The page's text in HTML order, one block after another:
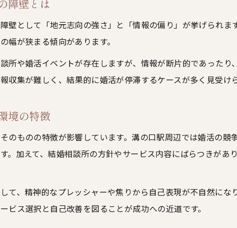
35歳以降の婚活で不利を乗り越える方法
35歳以降の婚活で直面する壁と対策
年齢による婚活不利をカバーする戦略
婚活で年齢のハードルを乗り越える秘策
結婚に近づくために知っておきたい婚活戦略
婚活で成婚率を高める具体的戦略とは
婚活の成功事例から学ぶポイント解説
効率的な婚活戦略で理想の未来を掴む
障壁とは
壁として「地元志向の強さ」と「情報の偏り」が挙げられ
幅が狭まる傾向があります。
所や婚活イベントが存在しますが、情報が断片的であった
収集が難しく、結果的に婚活が停滞するケースが多く見受けら
境の特徴
のものの特徴が影響しています。溝の口駅周辺では婚活の
。加えて、結婚相談所の方針やサービス内容にばらつきが
て、精神的なプレッシャーや焦りから自己表現が不自然にな
ビス選択と自己改善を図ることが成功への近道です。